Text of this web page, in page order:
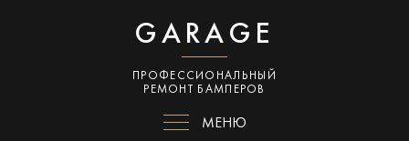
GARAGE
ПРОФЕССИОНАЛЬНЫЙ
РЕМОНТ БАМПЕРОВ
МЕНЮ